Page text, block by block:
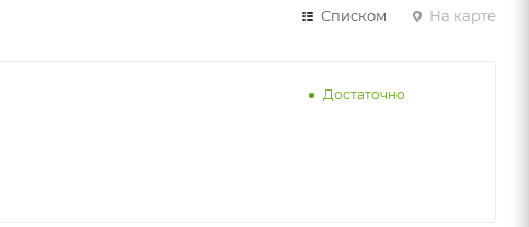
Списком На карте
Достаточно